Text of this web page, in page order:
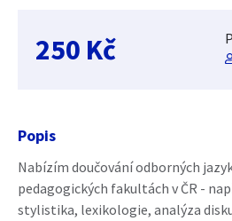
250 Kč
Popis
Nabízím doučování odborných
pedagogických fakultách v ČR -
stylistika, lexikologie, analýza